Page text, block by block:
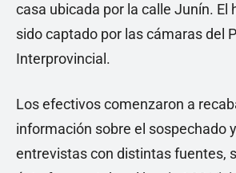
casa ubicada por la calle Junín. El
sido captado por las cámaras del
Interprovincial.
Los efectivos comenzaron a
información sobre el sospechado
entrevistas con distintas fuentes,